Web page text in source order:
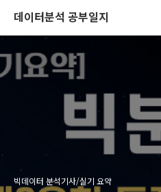
데이터분석 공부일지
빅데이터 분석기사/실기 요약